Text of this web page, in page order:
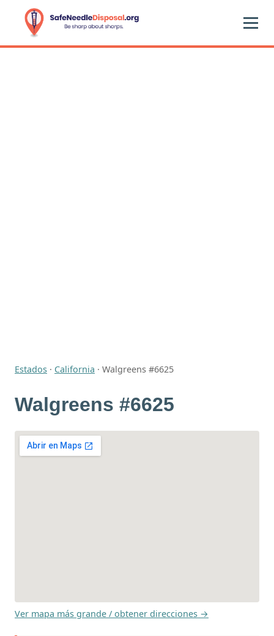
Estados · California · Walgreens #6625
Walgreens #6625
Ver mapa más grande / obtener direcciones →